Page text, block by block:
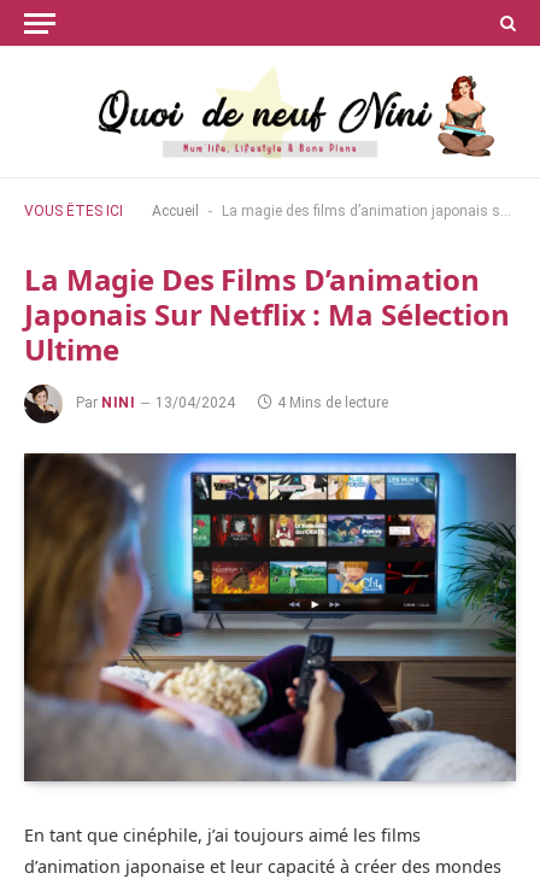
VOUS ÊTES ICI Accueil - La magie des films d’animation japonais sur Netflix : ma sélection ultime
La Magie Des Films D’animation
Japonais Sur Netflix : Ma Sélection
Ultime
Par NINI 13/04/2024 4 Mins de lecture
En tant que cinéphile, j’ai toujours aimé les films
d’animation japonaise et leur capacité à créer des mondes